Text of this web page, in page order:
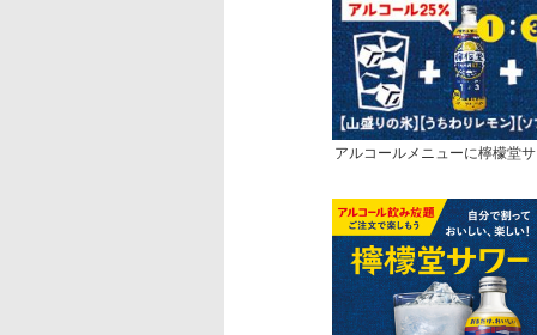
アルコールメニューに檸檬堂